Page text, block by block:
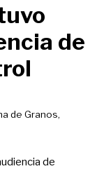
de
de Granos,
de